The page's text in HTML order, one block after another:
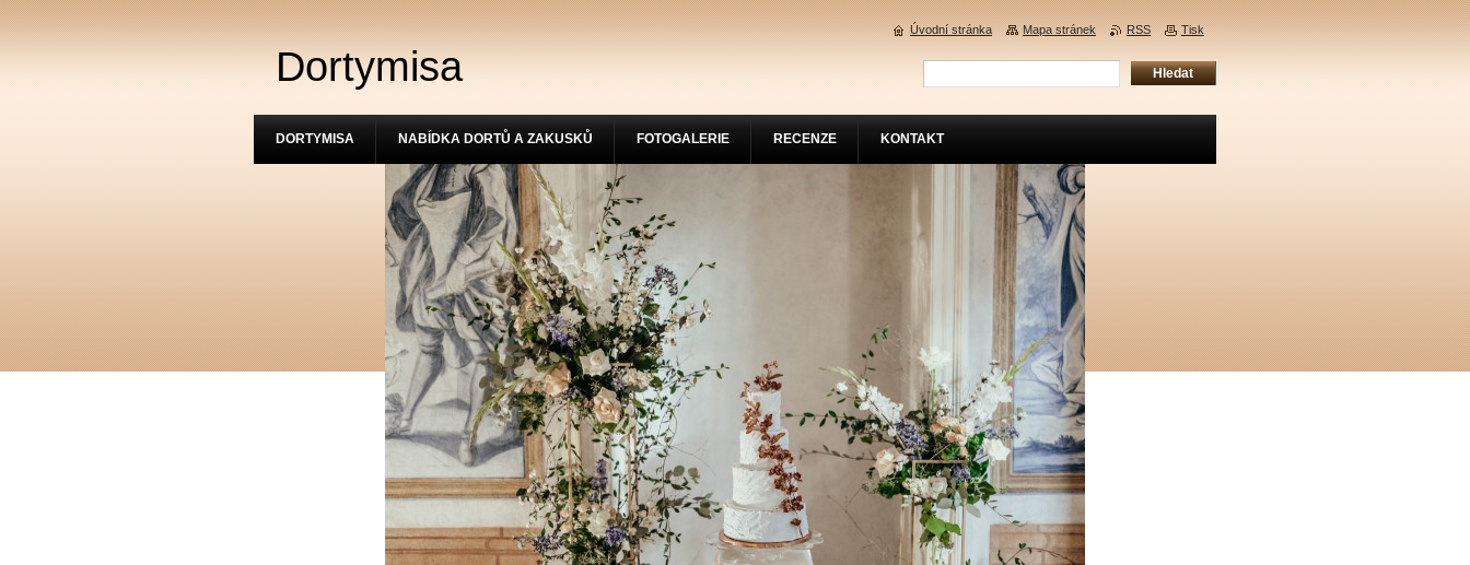
Dortymisa
DORTYMISA NABÍDKA DORTŮ A ZAKUSKŮ FOTOGALERIE RECENZE KONTAKT
Úvodní stránka Mapa stránek RSS Tisk